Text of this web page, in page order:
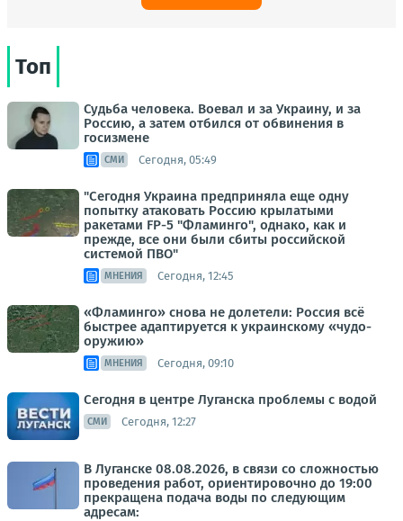
Топ
Судьба человека. Воевал и за Украину, и за
Россию, а затем отбился от обвинения в
госизмене
СМИ Сегодня, 05:49
"Сегодня Украина предприняла еще одну
попытку атаковать Россию крылатыми
ракетами FP-5 "Фламинго", однако, как и
прежде, все они были сбиты российской
системой ПВО"
МНЕНИЯ Сегодня, 12:45
«Фламинго» снова не долетели: Россия всё
быстрее адаптируется к украинскому «чудо-
оружию»
МНЕНИЯ Сегодня, 09:10
Сегодня в центре Луганска проблемы с водой
СМИ Сегодня, 12:27
В Луганске 08.08.2026, в связи со сложностью
проведения работ, ориентировочно до 19:00
прекращена подача воды по следующим
адресам: